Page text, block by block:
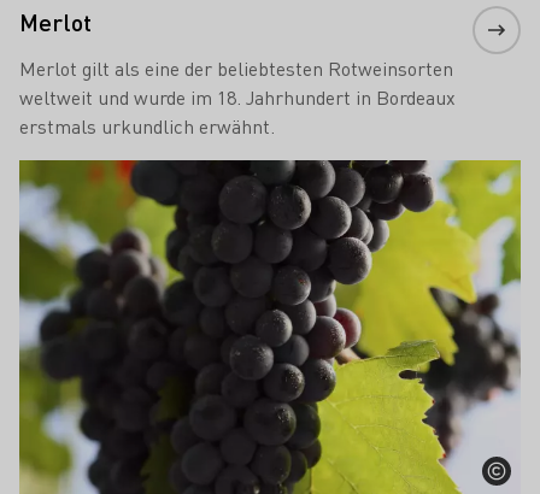
Merlot
Merlot gilt als eine der beliebtesten Rotweinsorten
weltweit und wurde im 18. Jahrhundert in Bordeaux
erstmals urkundlich erwähnt.
Mehr erfahren